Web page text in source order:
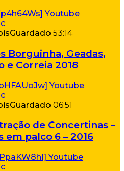
Guardado 53:14
Borguinha, Geadas,
e Correia 2018
Guardado 06:51
de Concertinas –
em palco 6 – 2016